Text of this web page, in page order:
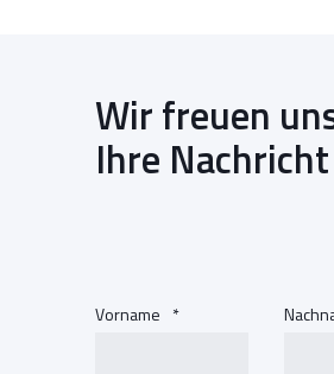
Wir freuen
Ihre Nachricht
Vorname *